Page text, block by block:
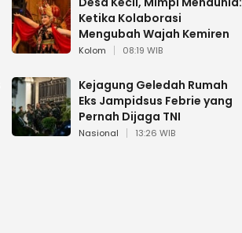
Ketika Kolaborasi
Mengubah Wajah Kemiren
Kolom 08:19 WIB
Kejagung Geledah Rumah
Eks Jampidsus Febrie yang
Pernah Dijaga TNI
Nasional 13:26 WIB